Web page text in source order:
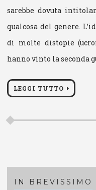
sarebbe dovuta
qualcosa del genere.
di molte distopie
hanno vinto la seconda
LEGGI TUTTO
IN BREVISSIMO